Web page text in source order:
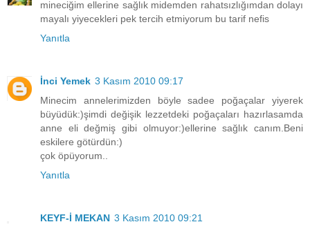
mineciğim ellerine sağlık midemden rahatsızlığımdan dolayı
mayalı yiyecekleri pek tercih etmiyorum bu tarif nefis
Yanıtla
İnci Yemek 3 Kasım 2010 09:17
Minecim annelerimizden böyle sadee poğaçalar yiyerek
büyüdük:)şimdi değişik lezzetdeki poğaçaları hazırlasamda
anne eli değmiş gibi olmuyor:)ellerine sağlık canım.Beni
eskilere götürdün:)
çok öpüyorum..
Yanıtla
KEYF-İ MEKAN 3 Kasım 2010 09:21